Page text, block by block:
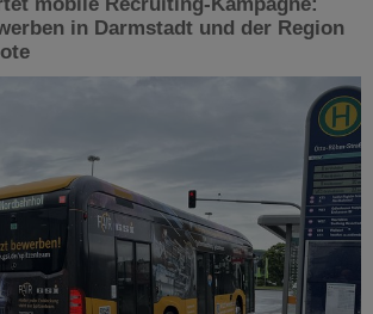
in Darmstadt und der Region